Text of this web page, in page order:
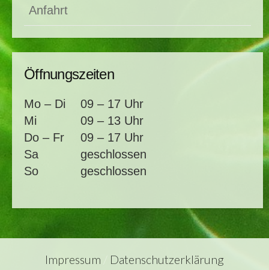
Anfahrt
Öffnungszeiten
Mo – Di
09 – 17 Uhr
Mi
09 – 13 Uhr
Do – Fr
09 – 17 Uhr
Sa
geschlossen
So
geschlossen
Impressum Datenschutzerklärung